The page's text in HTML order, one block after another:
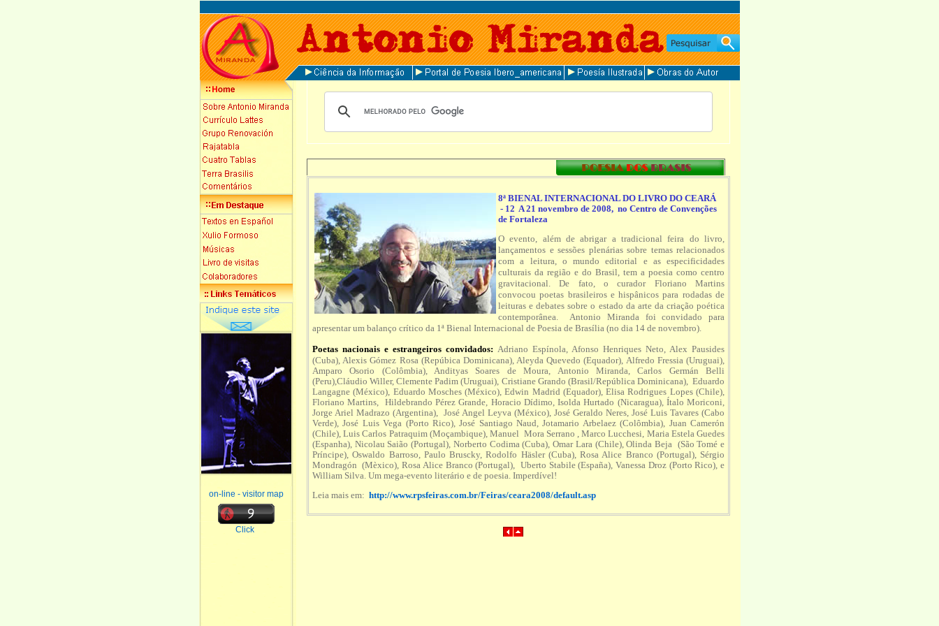
on-line - visitor map
Click
8ª BIENAL INTERNACIONAL DO LIVRO DO CEARÁ
- 12 A 21 novembro de 2008, no Centro de Convenções
de Fortaleza
O evento, além de abrigar a tradicional feira do livro,
lançamentos e sessões plenárias sobre temas relacionados
com a leitura, o mundo editorial e as especificidades
culturais da região e do Brasil, tem a poesia como centro
gravitacional. De fato, o curador Floriano Martins
convocou poetas brasileiros e hispânicos para rodadas de
leituras e debates sobre o estado da arte da criação poética
contemporânea. Antonio Miranda foi convidado para
apresentar um balanço crítico da 1ª Bienal Internacional de Poesia de Brasília (no dia 14 de novembro).
Poetas nacionais e estrangeiros convidados: Adriano Espínola, Afonso Henriques Neto, Alex Pausides
(Cuba), Alexis Gómez Rosa (Repúbica Dominicana), Aleyda Quevedo (Equador), Alfredo Fressia (Uruguai),
Amparo Osorio (Colômbia), Andityas Soares de Moura, Antonio Miranda, Carlos Germán Belli
(Peru),Cláudio Willer, Clemente Padim (Uruguai), Cristiane Grando (Brasil/República Dominicana), Eduardo
Langagne (México), Eduardo Mosches (México), Edwin Madrid (Equador), Elisa Rodrigues Lopes (Chile),
Floriano Martins, Hildebrando Pérez Grande, Horacio Dídimo, Isolda Hurtado (Nicaragua), Ítalo Moriconi,
Jorge Ariel Madrazo (Argentina), José Angel Leyva (México), José Geraldo Neres, José Luis Tavares (Cabo
Verde), José Luis Vega (Porto Rico), José Santiago Naud, Jotamario Arbelaez (Colômbia), Juan Camerón
(Chile), Luis Carlos Patraquim (Moçambique), Manuel Mora Serrano , Marco Lucchesi, Maria Estela Guedes
(Espanha), Nicolau Saião (Portugal), Norberto Codima (Cuba), Omar Lara (Chile), Olinda Beja (São Tomé e
Príncipe), Oswaldo Barroso, Paulo Bruscky, Rodolfo Häsler (Cuba), Rosa Alice Branco (Portugal), Sérgio
Mondragón (Mèxico), Rosa Alice Branco (Portugal), Uberto Stabile (España), Vanessa Droz (Porto Rico), e
William Silva. Um mega-evento literário e de poesia. Imperdível!
Leia mais em: http://www.rpsfeiras.com.br/Feiras/ceara2008/default.asp